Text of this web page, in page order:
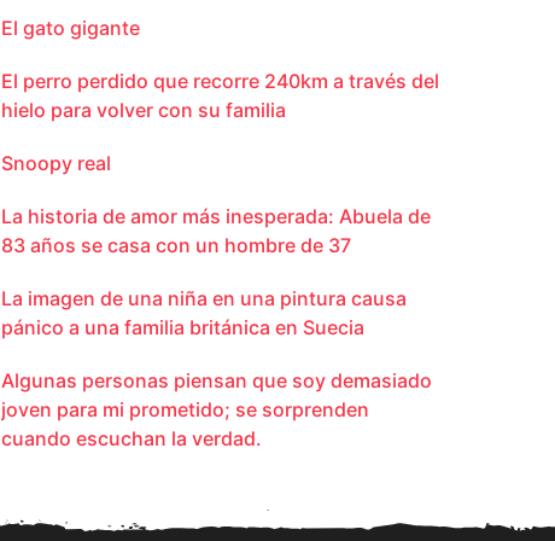
El gato gigante
El perro perdido que recorre 240km a través del
hielo para volver con su familia
Snoopy real
La historia de amor más inesperada: Abuela de
83 años se casa con un hombre de 37
La imagen de una niña en una pintura causa
pánico a una familia británica en Suecia
Algunas personas piensan que soy demasiado
joven para mi prometido; se sorprenden
cuando escuchan la verdad.